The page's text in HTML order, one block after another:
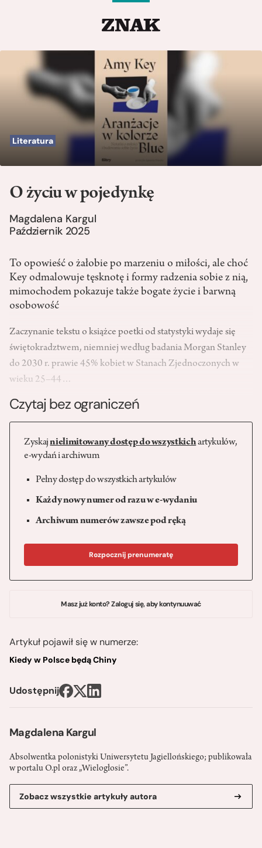
Literatura
Magdalena Kargul
Absolwentka polonistyki Uniwersytetu Jagiellońskiego; publikowała
w portalu O.pl oraz „Wielogłosie”.
Zobacz wszystkie artykuły autora
O życiu w pojedynkę
Magdalena Kargul
Październik 2025
To opowieść o żałobie po marzeniu o miłości, ale choć
Key odmalowuje tęsknotę i formy radzenia sobie z nią,
mimochodem pokazuje także bogate życie i barwną
osobowość
Zaczynanie tekstu o książce poetki od statystyki wydaje się
świętokradztwem, niemniej według badania Morgan Stanley
do 2030 r. prawie 45% kobiet w Stanach Zjednoczonych w
wieku 25–44…
Czytaj bez ograniczeń
Zyskajnielimitowany dostęp do wszystkichartykułów,
e-wydań i archiwum
Pełny dostęp do wszystkich artykułów
Każdy nowy numer od razu w e-wydaniu
Archiwum numerów zawsze pod ręką
Rozpocznij prenumeratę
Masz już konto? Zaloguj się, aby kontynuuwać
Artykuł pojawił się w numerze:
Kiedy w Polsce będą Chiny
Udostępnij